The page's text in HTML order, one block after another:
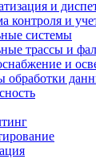
и
контроля и
системы
трассы и
и
обработки